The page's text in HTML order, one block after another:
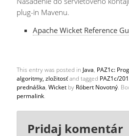
plug-in Mavenu.
Apache Wicket Reference
This entry was posted in Java, PAZ1c:
algoritmy, zložitosťand tagged PAZ1c/
prednáška,Wicket by Róbert Novotný.
permalink.
Pridaj komentár